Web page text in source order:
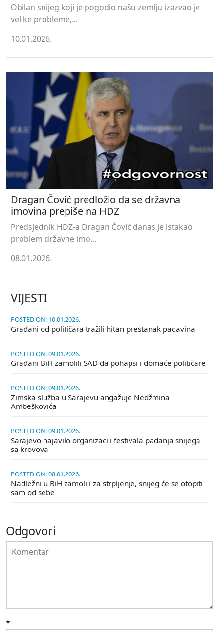
Obilan snijeg koji je pogodio našu zemlju izazvao je
velike probleme,...
10.01.2026.
Dragan Čović predložio da se državna
imovina prepiše na HDZ
Predsjednik HDZ-a Dragan Čović danas je istakao
problem državne imo...
08.01.2026.
VIJESTI
POSTED ON: 10.01.2026.
Građani od političara tražili hitan prestanak padavina
POSTED ON: 09.01.2026.
Građani BiH zamolili SAD da pohapsi i domaće političare
POSTED ON: 09.01.2026.
Zimska služba u Sarajevu angažuje Nedžmina
Ambeškovića
POSTED ON: 09.01.2026.
Sarajevo najavilo organizaciji festivala padanja snijega
sa krovova
POSTED ON: 08.01.2026.
Nadležni u BiH zamolili za strpljenje, snijeg će se otopiti
sam od sebe
Odgovori
*